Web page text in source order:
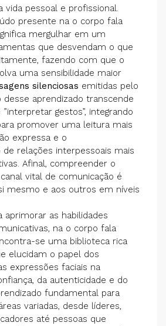
vida pessoal e profissional.
presente na o corpo fala
mergulhar em um
que desvendam o que
fazendo com que o
uma sensibilidade maior
silenciosas emitidas pelo
desse aprendizado transcende
gestos”, integrando
promover uma leitura mais
expressa e o
relações interpessoais mais
Afinal, compreender o
vital de comunicação é
mesmo e aos outros em níveis
aprimorar as habilidades
na o corpo fala
se uma biblioteca rica
elucidam o papel dos
expressões faciais na
da autenticidade e do
fundamental para
variadas, desde líderes,
até pessoas que